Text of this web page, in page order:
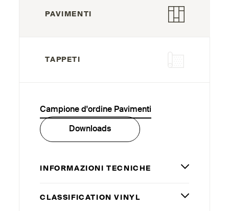
PAVIMENTI
TAPPETI
Campione d'ordine Pavimenti
Downloads
INFORMAZIONI TECNICHE
CLASSIFICATION VINYL